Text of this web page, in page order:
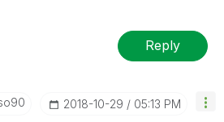
Reply
‎2018-10-29 05:13 PM